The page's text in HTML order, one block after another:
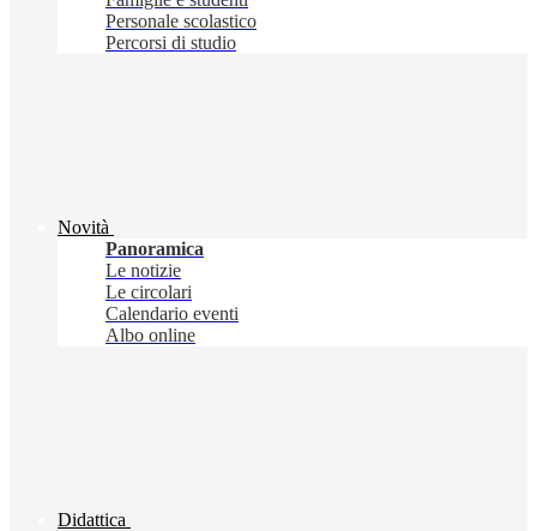
Personale scolastico
Percorsi di studio
Novità
Panoramica
Le notizie
Le circolari
Calendario eventi
Albo online
Didattica